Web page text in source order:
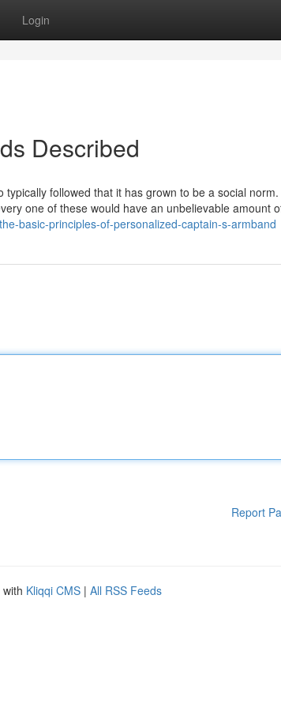
Login
Described
followed that it has grown to be a social norm.
one of these would have an unbelievable amount
basic-principles-of-personalized-captain-s-armband
Report
Kliqqi CMS | All RSS Feeds